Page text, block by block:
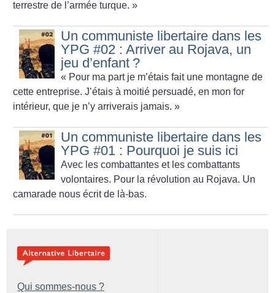
terrestre de l’armée turque. »
Un communiste libertaire dans les
YPG #02 : Arriver au Rojava, un
jeu d’enfant ?
« Pour ma part je m’étais fait une montagne de
cette entreprise. J’étais à moitié persuadé, en mon for
intérieur, que je n’y arriverais jamais. »
Un communiste libertaire dans les
YPG #01 : Pourquoi je suis ici
Avec les combattantes et les combattants
volontaires. Pour la révolution au Rojava. Un
camarade nous écrit de là-bas.
Qui sommes-nous ?